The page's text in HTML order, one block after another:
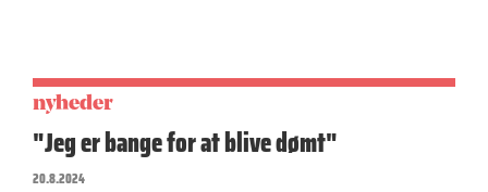
nyheder
"Jeg er bange for at blive dømt"
20.8.2024